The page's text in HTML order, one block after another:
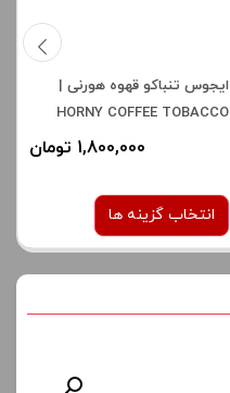
ایجوس تنباکو قهوه هورنی |
HORNY COFFEE TOBACCO
1,800,000 تومان
انتخاب گزینه ها